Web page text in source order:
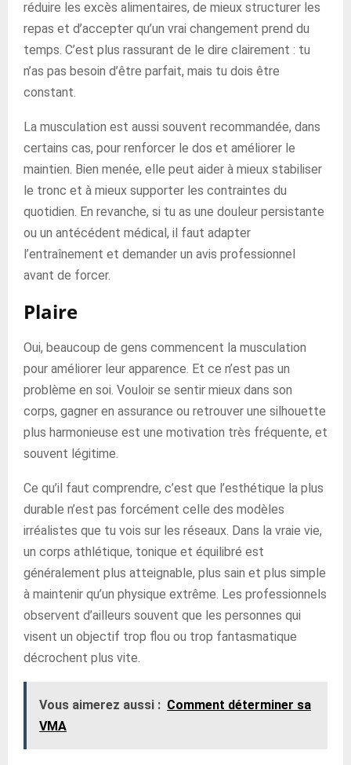
réduire les excès alimentaires, de mieux structurer les
repas et d’accepter qu’un vrai changement prend du
temps. C’est plus rassurant de le dire clairement : tu
n’as pas besoin d’être parfait, mais tu dois être
constant.
La musculation est aussi souvent recommandée, dans
certains cas, pour renforcer le dos et améliorer le
maintien. Bien menée, elle peut aider à mieux stabiliser
le tronc et à mieux supporter les contraintes du
quotidien. En revanche, si tu as une douleur persistante
ou un antécédent médical, il faut adapter
l’entraînement et demander un avis professionnel
avant de forcer.
Plaire
Oui, beaucoup de gens commencent la musculation
pour améliorer leur apparence. Et ce n’est pas un
problème en soi. Vouloir se sentir mieux dans son
corps, gagner en assurance ou retrouver une silhouette
plus harmonieuse est une motivation très fréquente, et
souvent légitime.
Ce qu’il faut comprendre, c’est que l’esthétique la plus
durable n’est pas forcément celle des modèles
irréalistes que tu vois sur les réseaux. Dans la vraie vie,
un corps athlétique, tonique et équilibré est
généralement plus atteignable, plus sain et plus simple
à maintenir qu’un physique extrême. Les professionnels
observent d’ailleurs souvent que les personnes qui
visent un objectif trop flou ou trop fantasmatique
décrochent plus vite.
Vous aimerez aussi : Comment déterminer sa
VMA